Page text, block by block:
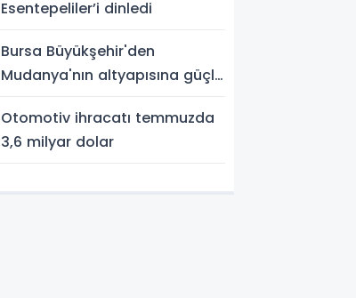
Esentepeliler’i dinledi
Bursa Büyükşehir'den
Mudanya'nın altyapısına güçlü
Otomotiv ihracatı temmuzda
3,6 milyar dolar